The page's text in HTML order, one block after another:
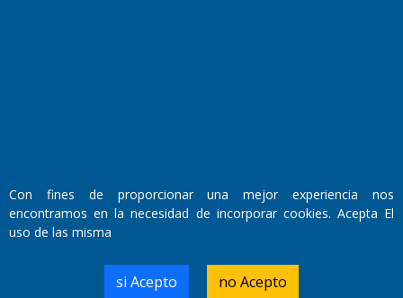
Santa Rosa, La Pampa.
Número de Registro DNDA:
Con fines de proporcionar una mejor experiencia nos
encontramos en la necesidad de incorporar cookies. Acepta El
uso de las misma
si Acepto no Acepto